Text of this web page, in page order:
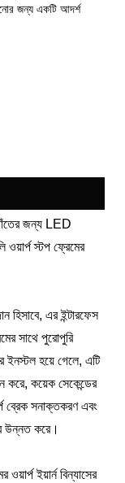
জন্য একটি আদর্শ
জন্য LED
ওয়ার্প স্টপ ফ্রেমের
হিসাবে, এর ইন্টারফেস
সাথে পুরোপুরি
ইনস্টল হয়ে গেলে, এটি
করে, কয়েক সেকেন্ডের
ব্রেক সনাক্তকরণ এবং
উন্নত করে।
ইয়ার্ন বিন্যাসের